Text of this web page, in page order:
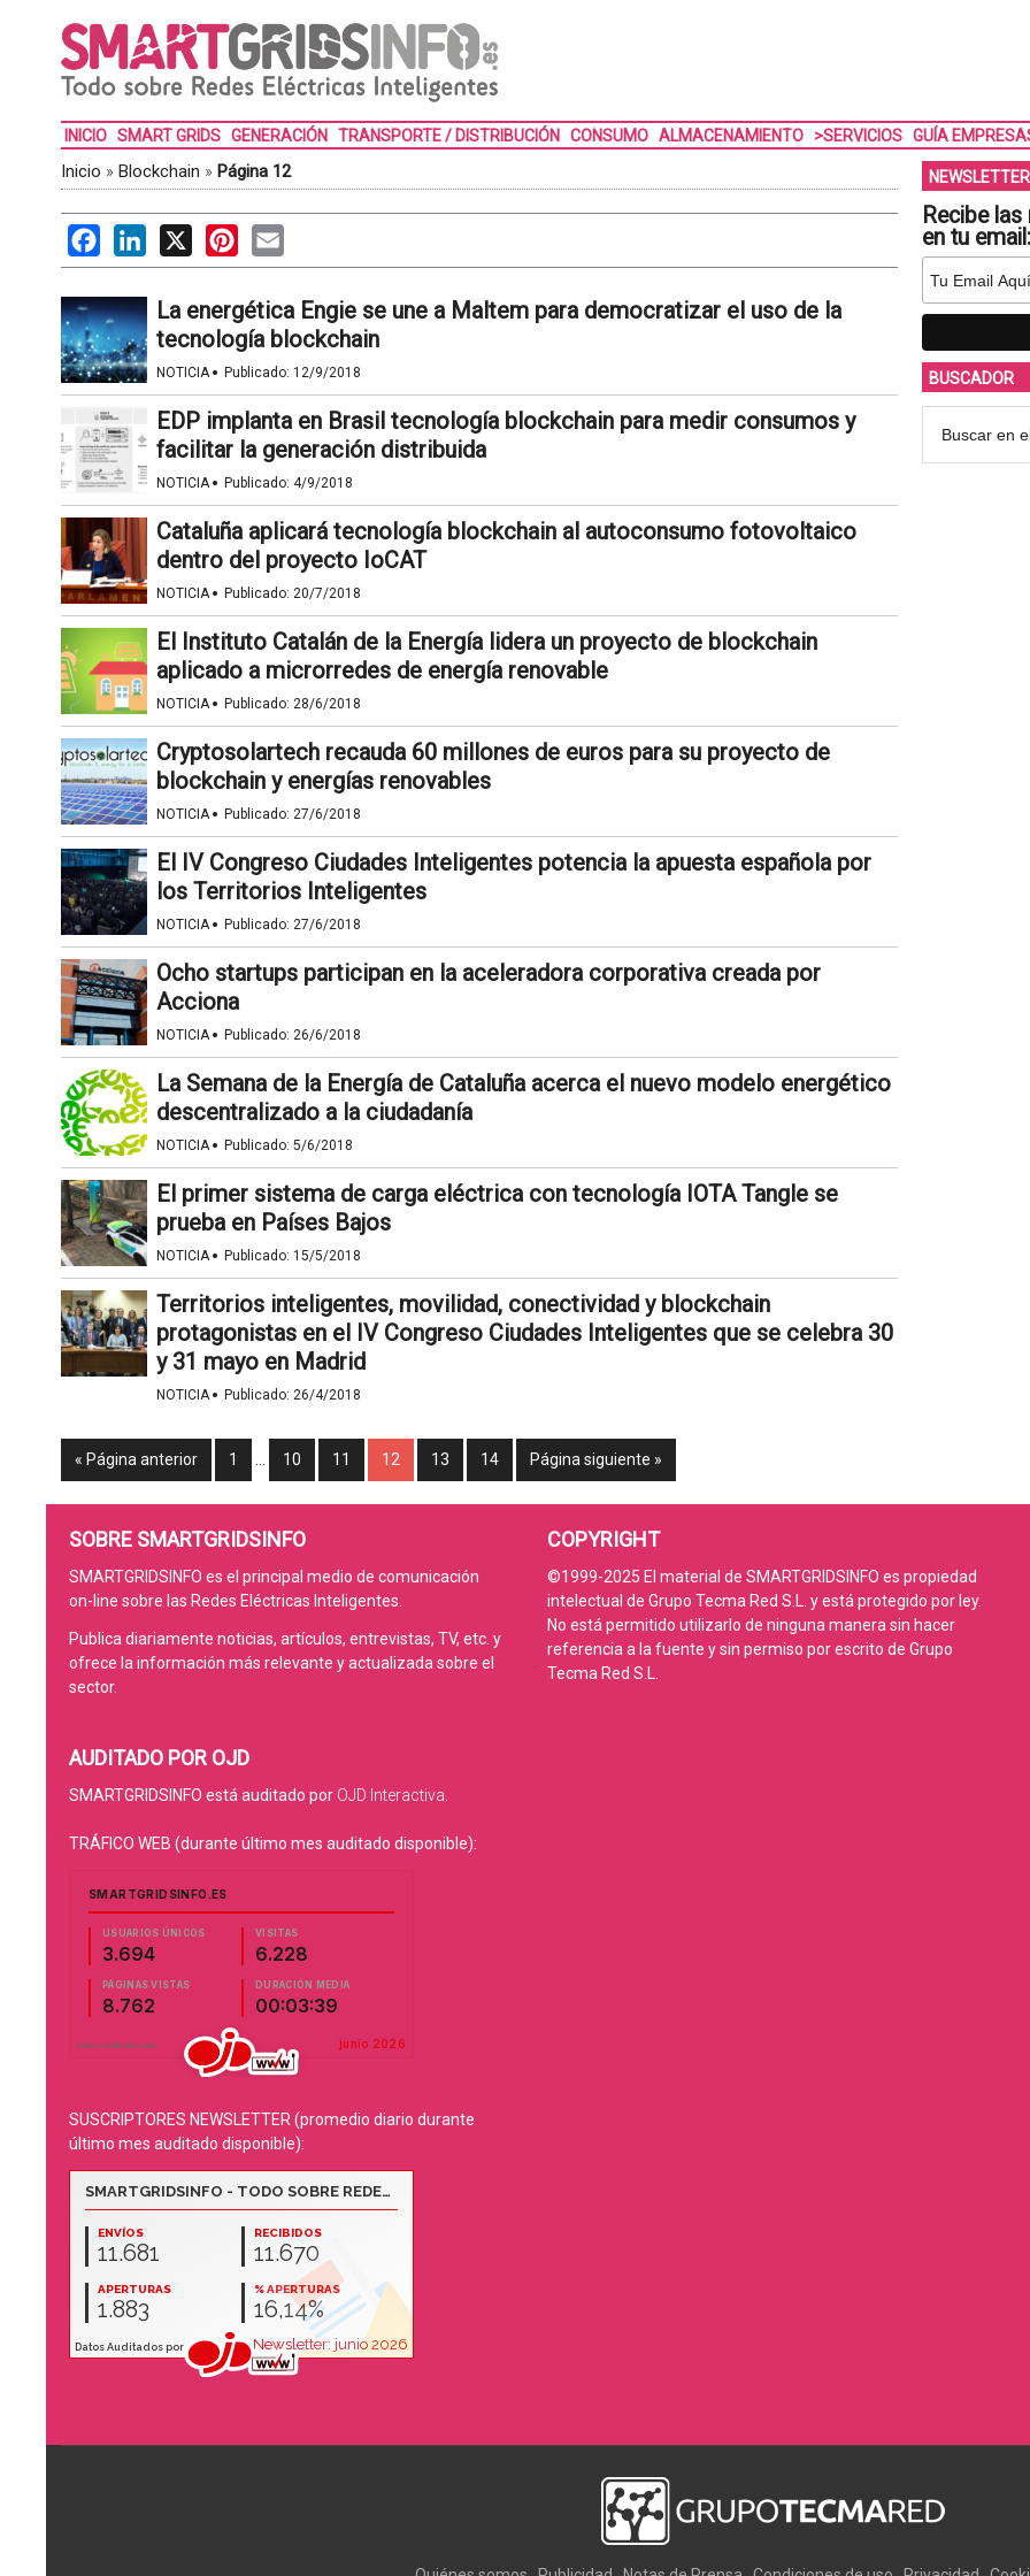
INICIO SMART GRIDS GENERACIÓN TRANSPORTE / DISTRIBUCIÓN CONSUMO ALMACENAMIENTO >SERVICIOS GUÍA
Inicio » Blockchain » Página 12
FacebookLinkedIn
X PinterestEmail
La energética Engie se une a Maltem para democratizar el uso de la
tecnología blockchain
NOTICIA· Publicado: 12/9/2018
EDP implanta en Brasil tecnología blockchain para medir consumos y
facilitar la generación distribuida
NOTICIA· Publicado: 4/9/2018
Cataluña aplicará tecnología blockchain al autoconsumo fotovoltaico
dentro del proyecto IoCAT
NOTICIA· Publicado: 20/7/2018
El Instituto Catalán de la Energía lidera un proyecto de blockchain
aplicado a microrredes de energía renovable
NOTICIA· Publicado: 28/6/2018
Cryptosolartech recauda 60 millones de euros para su proyecto de
blockchain y energías renovables
NOTICIA· Publicado: 27/6/2018
El IV Congreso Ciudades Inteligentes potencia la apuesta española por
los Territorios Inteligentes
NOTICIA· Publicado: 27/6/2018
Ocho startups participan en la aceleradora corporativa creada por
Acciona
NOTICIA· Publicado: 26/6/2018
La Semana de la Energía de Cataluña acerca el nuevo modelo energético
descentralizado a la ciudadanía
NOTICIA· Publicado: 5/6/2018
El primer sistema de carga eléctrica con tecnología IOTA Tangle se
prueba en Países Bajos
NOTICIA· Publicado: 15/5/2018
Territorios inteligentes, movilidad, conectividad y blockchain
protagonistas en el IV Congreso Ciudades Inteligentes que se celebra 30
y 31 mayo en Madrid
NOTICIA· Publicado: 26/4/2018
« Página anterior 1 10 11 12 13 14 Página siguiente »
NEWSLETTER
Recibe
en tu email:
BUSCADOR
SOBRE SMARTGRIDSINFO
SMARTGRIDSINFO es el principal medio de comunicación
on-line sobre las Redes Eléctricas Inteligentes.
Publica diariamente noticias, artículos, entrevistas, TV, etc. y
ofrece la información más relevante y actualizada sobre el
sector.
AUDITADO POR OJD
SMARTGRIDSINFO está auditado por OJD Interactiva
TRÁFICO WEB (durante último mes auditado disponible):
SUSCRIPTORES NEWSLETTER (promedio diario durante
último mes auditado disponible):
COPYRIGHT
©1999-2025 El material de SMARTGRIDSINFO es propiedad
intelectual de Grupo Tecma Red S.L. y está protegido por ley.
No está permitido utilizarlo de ninguna manera sin hacer
referencia a la fuente y sin permiso por escrito de Grupo
Tecma Red S.L.